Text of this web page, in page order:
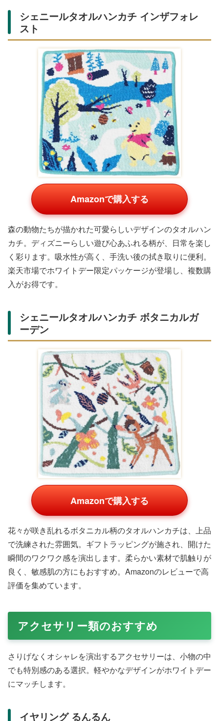
シェニールタオルハンカチ インザフォレ
スト
Amazonで購入する
森の動物たちが描かれた可愛らしいデザインのタオルハン
カチ。ディズニーらしい遊び心あふれる柄が、日常を楽し
く彩ります。吸水性が高く、手洗い後の拭き取りに便利。
楽天市場でホワイトデー限定パッケージが登場し、複数購
入がお得です。
シェニールタオルハンカチ ボタニカルガ
ーデン
Amazonで購入する
花々が咲き乱れるボタニカル柄のタオルハンカチは、上品
で洗練された雰囲気。ギフトラッピングが施され、開けた
瞬間のワクワク感を演出します。柔らかい素材で肌触りが
良く、敏感肌の方にもおすすめ。Amazonのレビューで高
評価を集めています。
アクセサリー類のおすすめ
さりげなくオシャレを演出するアクセサリーは、小物の中
でも特別感のある選択。軽やかなデザインがホワイトデー
にマッチします。
イヤリング るんるん